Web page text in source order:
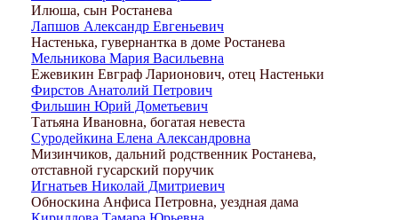
Илюша, сын Ростанева
Лапшов Александр Евгеньевич
Настенька, гувернантка в доме Ростанева
Мельникова Мария Васильевна
Ежевикин Евграф Ларионович, отец Настеньки
Фирстов Анатолий Петрович
Фильшин Юрий Дометьевич
Татьяна Ивановна, богатая невеста
Суродейкина Елена Александровна
Мизинчиков, дальний родственник Ростанева,
отставной гусарский поручик
Игнатьев Николай Дмитриевич
Обноскина Анфиса Петровна, уездная дама